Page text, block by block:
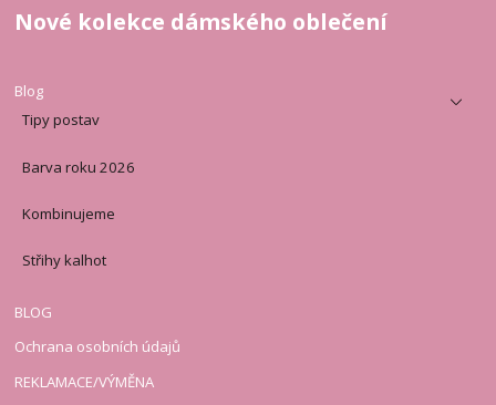
Nové kolekce dámského oblečení
Blog
Tipy postav
Barva roku 2026
Kombinujeme
Střihy kalhot
BLOG
Ochrana osobních údajů
REKLAMACE/VÝMĚNA